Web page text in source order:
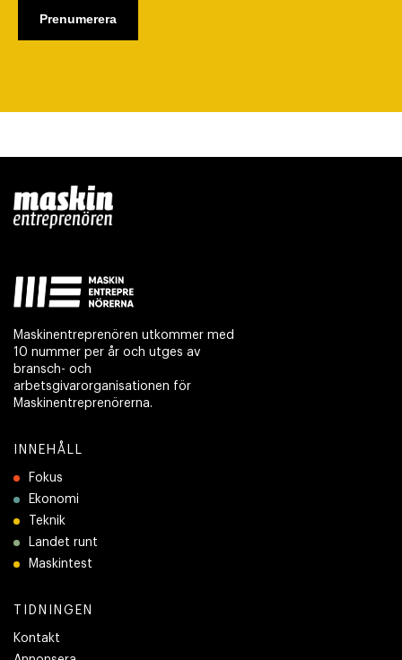
Maskinentreprenören utkommer med
10 nummer per år och utges av
bransch- och
arbetsgivarorganisationen för
Maskinentreprenörerna.
INNEHÅLL
Fokus
Ekonomi
Teknik
Landet runt
Maskintest
TIDNINGEN
Kontakt